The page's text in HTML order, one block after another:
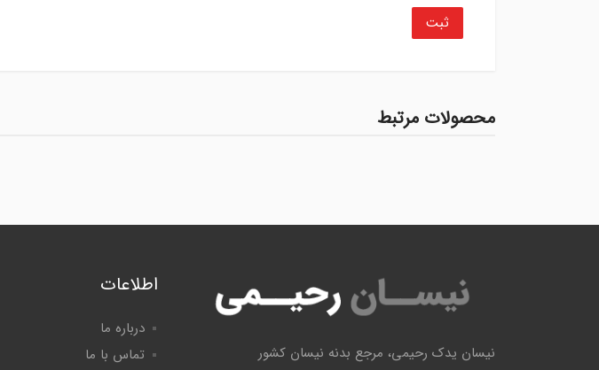
محصولات مرتبط
نیسان یدک رحیمی، مرجع بدنه نیسان کشور
اطلاعات
درباره ما
تماس با ما